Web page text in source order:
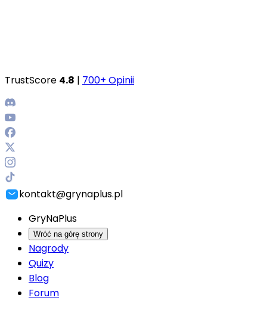
TrustScore 4.8 | 700+ Opinii
kontakt@grynaplus.pl
GryNaPlus
Wróć na górę strony
Nagrody
Quizy
Blog
Forum